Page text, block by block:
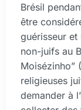
Brésil
être
guérisseur
non-juifs au
Moisézinho”
religieuses
demander à